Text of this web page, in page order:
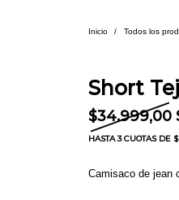
Inicio / Todos los
Short
$34.999,00
HASTA3 CUOTASDE $
Camisaco de jean